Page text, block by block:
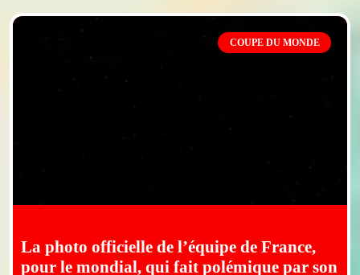
COUPE DU MONDE
La photo officielle de l’équipe de France,
pour le mondial, qui fait polémique par son